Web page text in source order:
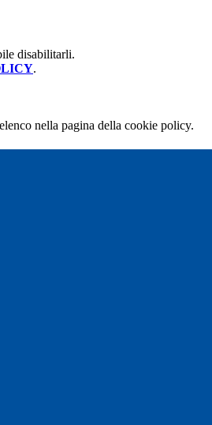
disabilitarli.
.
nella pagina della cookie policy.